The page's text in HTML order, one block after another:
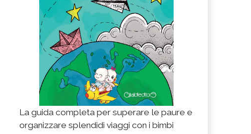
La guida completa per superare le paure e
organizzare splendidi viaggi con i bimbi